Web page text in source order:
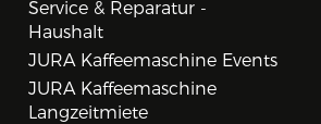
Service & Reparatur -
Haushalt
JURA Kaffeemaschine Events
JURA Kaffeemaschine
Langzeitmiete